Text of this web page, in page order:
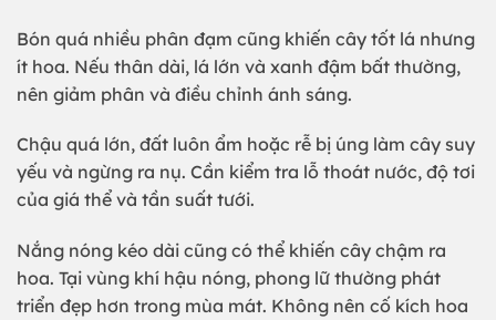
Bón quá nhiều phân đạm cũng khiến cây tốt lá nhưng
ít hoa. Nếu thân dài, lá lớn và xanh đậm bất thường,
nên giảm phân và điều chỉnh ánh sáng.
Chậu quá lớn, đất luôn ẩm hoặc rễ bị úng làm cây suy
yếu và ngừng ra nụ. Cần kiểm tra lỗ thoát nước, độ tơi
của giá thể và tần suất tưới.
Nắng nóng kéo dài cũng có thể khiến cây chậm ra
hoa. Tại vùng khí hậu nóng, phong lữ thường phát
triển đẹp hơn trong mùa mát. Không nên cố kích hoa